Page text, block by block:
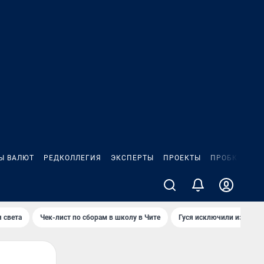
ВАЛЮТ РЕДКОЛЛЕГИЯ ЭКСПЕРТЫ ПРОЕКТЫ ПРОБКИ
света Чек-лист по сборам в школу в Чите Гуся исключили из